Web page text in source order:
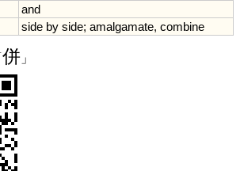
and
side by side; amalgamate, combine
併」